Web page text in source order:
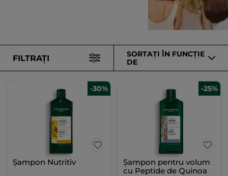
FILTRAȚI
SORTAȚI ÎN FUNCȚIE
DE
-30%
Șampon Nutritiv
-25%
Șampon pentru volum
cu Peptide de Quinoa